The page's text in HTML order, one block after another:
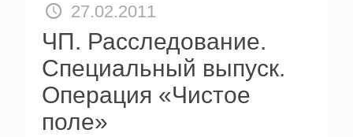
27.02.2011
ЧП. Расследование.
Специальный выпуск.
Операция «Чистое
поле»